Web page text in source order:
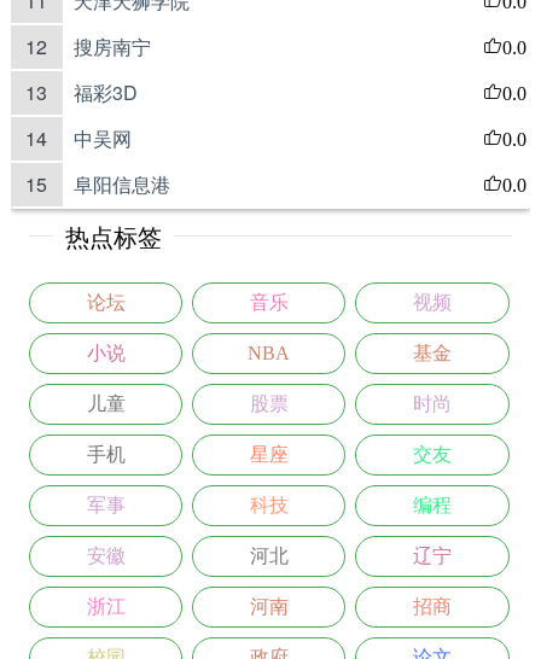
12 搜房南宁 0.0
13 福彩3D 0.0
14 中吴网 0.0
15 阜阳信息港 0.0
热点标签
论坛 音乐 视频
小说 NBA 基金
儿童 股票 时尚
手机 星座 交友
军事 科技 编程
安徽 河北 辽宁
浙江 河南 招商